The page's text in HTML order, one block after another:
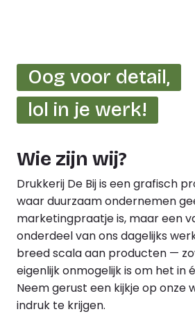
Oog voor detail,
lol in je werk!
Wie zijn wij?
Drukkerij De Bij is een grafisch
waar duurzaam ondernemen
marketingpraatje is, maar een
onderdeel van ons dagelijks
breed scala aan producten —
eigenlijk onmogelijk is om het in
Neem gerust een kijkje op onze
indruk te krijgen.